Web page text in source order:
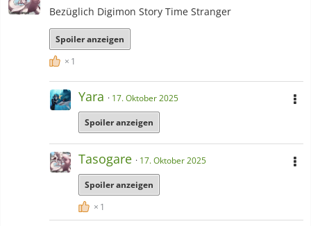
Bezüglich Digimon Story Time Stranger
Spoiler anzeigen
1
Yara 17. Oktober 2025
Spoiler anzeigen
Tasogare 17. Oktober 2025
Spoiler anzeigen
1